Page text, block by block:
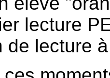
lecture
de lecture